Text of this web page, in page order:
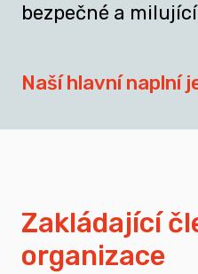
bezpečné a
Naší hlavní naplní
spojovat sílu hlasu
Zakládající
organizace